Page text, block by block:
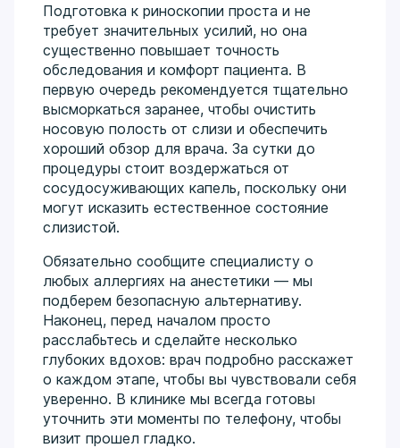
Подготовка к риноскопии проста и не
требует значительных усилий, но она
существенно повышает точность
обследования и комфорт пациента. В
первую очередь рекомендуется тщательно
высморкаться заранее, чтобы очистить
носовую полость от слизи и обеспечить
хороший обзор для врача. За сутки до
процедуры стоит воздержаться от
сосудосуживающих капель, поскольку они
могут исказить естественное состояние
слизистой.
Обязательно сообщите специалисту о
любых аллергиях на анестетики — мы
подберем безопасную альтернативу.
Наконец, перед началом просто
расслабьтесь и сделайте несколько
глубоких вдохов: врач подробно расскажет
о каждом этапе, чтобы вы чувствовали себя
уверенно. В клинике мы всегда готовы
уточнить эти моменты по телефону, чтобы
визит прошел гладко.